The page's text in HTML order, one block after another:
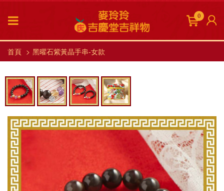
0
首頁 黑曜石紫黃晶手串-女款